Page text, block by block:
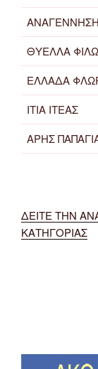
ΘΥΕΛΛΑ
ΕΛΛΑΔΑ
ΙΤΙΑ ΙΤΕΑΣ
ΑΡΗΣ
ΔΕΙΤΕ ΤΗΝ
ΚΑΤΗΓΟΡΙΑΣ